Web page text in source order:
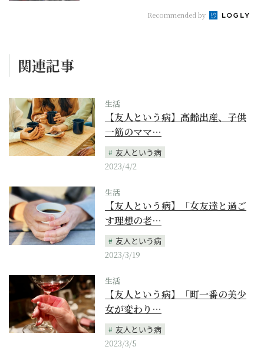
Recommended by
関連記事
生活
【友人という病】高齢出産、子供
一筋のママ…
友人という病
2023/4/2
生活
【友人という病】「女友達と過ご
す理想の老…
友人という病
2023/3/19
生活
【友人という病】「町一番の美少
女が変わり…
友人という病
2023/3/5